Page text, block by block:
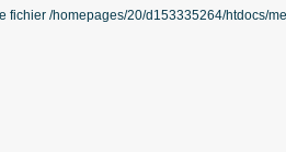
fichier /homepages/20/d153335264/htdocs/